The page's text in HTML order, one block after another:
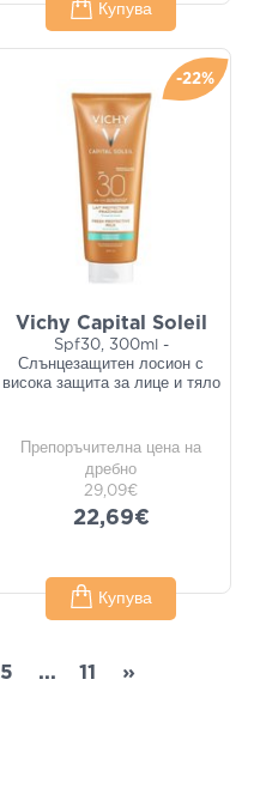
Купува
-22%
Vichy Capital Soleil
Spf30, 300ml -
Слънцезащитен лосион с
висока защита за лице и тяло
Препоръчителна цена на
дребно
29,09€
22,69€
Купува
5 ... 11 »